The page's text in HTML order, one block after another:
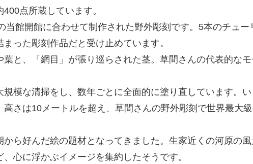
点所蔵しています。
館開館に合わせて制作された野外彫刻です。5本のチュー
った彫刻作品だと受け止めています。
と、「網目」が張り巡らされた茎。草間さんの代表的な
模な清掃をし、数年ごとに全面的に塗り直しています。
さは10メートルを超え、草間さんの野外彫刻で世界最大
ら好んだ絵の題材となってきました。生家近くの河原の
心に浮かぶイメージを集約したそうです。